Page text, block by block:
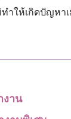
ำให้เกิดปัญห
าน